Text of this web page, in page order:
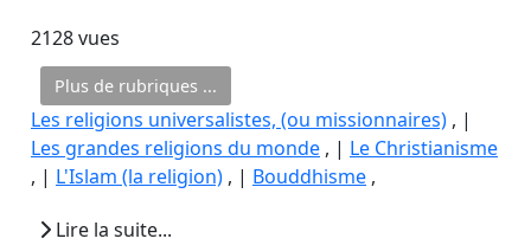
2128 vues
Plus de rubriques ...
Les religions universalistes, (ou missionnaires) , |
Les grandes religions du monde , | Le Christianisme
, | L'Islam (la religion) , | Bouddhisme ,
Lire la suite...